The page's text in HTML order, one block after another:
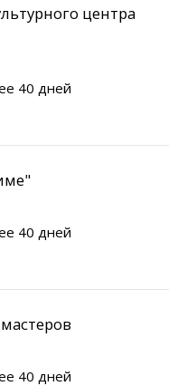
центра
40 дней
40 дней
40 дней